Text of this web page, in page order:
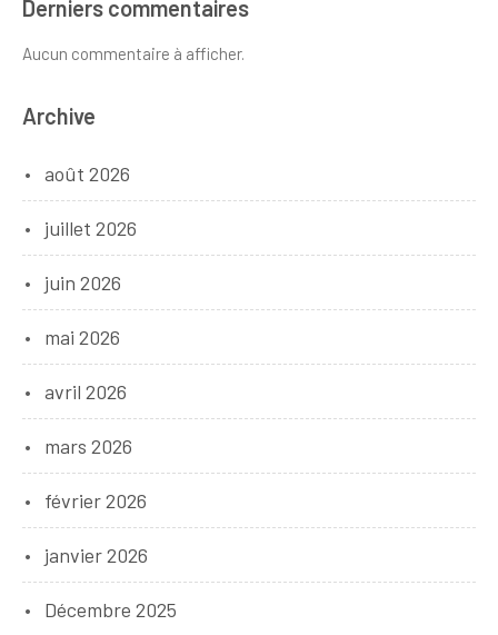
Derniers commentaires
Aucun commentaire à afficher.
Archive
août 2026
juillet 2026
juin 2026
mai 2026
avril 2026
mars 2026
février 2026
janvier 2026
Décembre 2025